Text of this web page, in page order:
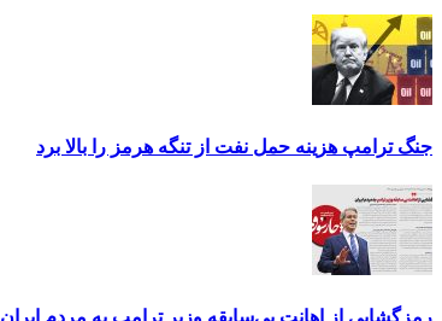
جنگ ترامپ هزینه حمل نفت از تنگه هرمز را بالا برد
رمزگشایی از اهانت بی‌سابقه وز‌یر ترامپ به مردم ایران